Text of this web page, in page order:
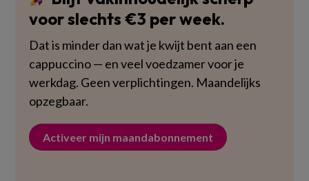
voor slechts €3 per week.
Dat is minder dan wat je kwijt bent aan een
cappuccino — en veel voedzamer voor je
werkdag. Geen verplichtingen. Maandelijks
opzegbaar.
Activeer mijn maandabonnement